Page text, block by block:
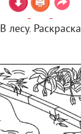
В лесу. Раскраска